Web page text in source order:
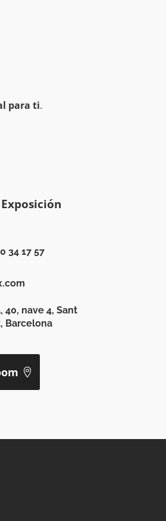
para ti.
34 17 57
40, nave 4, Sant
Barcelona